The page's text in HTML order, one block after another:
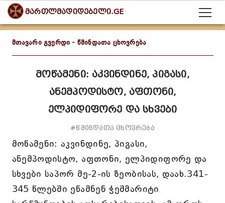
მართლმადიდებელი.GE
მთავარი გვერდი - წმინდათა ცხოვრება
მოწამენი: აკვინდინე, პიგასი,
ანემპოდისტო, აფთონი,
ელპიდიფორე და სხვები
#წმინდათა ცხოვრება
მოწამენი: აკვინდინე, პიგასი,
ანემპოდისტო, აფთონი, ელპიდიფორე და
სხვები საპორ მე-2-ის ზეობისას, დაახ.341-
345 წლებში ეწამნენ ჭეშმარიტი